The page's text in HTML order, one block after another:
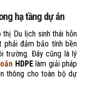
hạ tầng dự án
Du lịch sinh thái hỗn
phải đảm bảo tính bền
trường. Đây cũng là lý
HDPElàm giải pháp
thông cho toàn bộ dự